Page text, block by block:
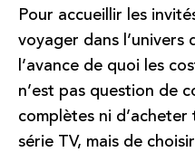
Pour accueillir les
voyager dans l’univers
l’avance de quoi les
n’est pas question de
complètes ni
série TV, mais de